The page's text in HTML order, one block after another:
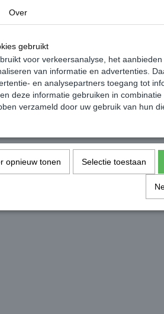
In winkelwagen
Over
gebruikt
voor verkeersanalyse, het
van informatie en advertenties.
en analysepartners toegang tot
deze informatie gebruiken in
verzameld door uw gebruik van hun
opnieuw tonen Selectie toestaan